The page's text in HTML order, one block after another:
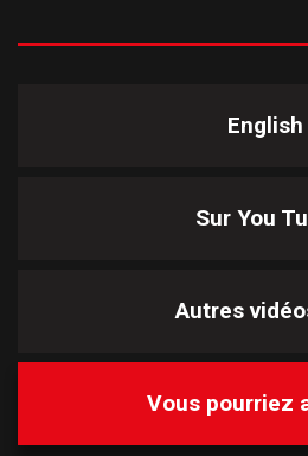
English
Sur You
Autres
Vous pourriez